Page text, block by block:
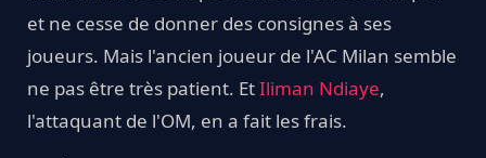
et ne cesse de donner des consignes à ses
joueurs. Mais l'ancien joueur de l'AC Milan semble
ne pas être très patient. EtIliman Ndiaye,
l'attaquant de l'OM, en a fait les frais.